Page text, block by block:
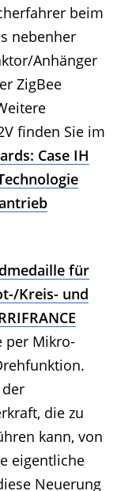
beim
nebenher
Anhänger
ZigBee
finden Sie im
Case IH
für
Kreis- und
per Mikro-
die zu
kann, von
eigentliche
Neuerung